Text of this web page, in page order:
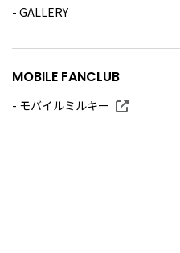
GALLERY
MOBILE FANCLUB
モバイルミルキー